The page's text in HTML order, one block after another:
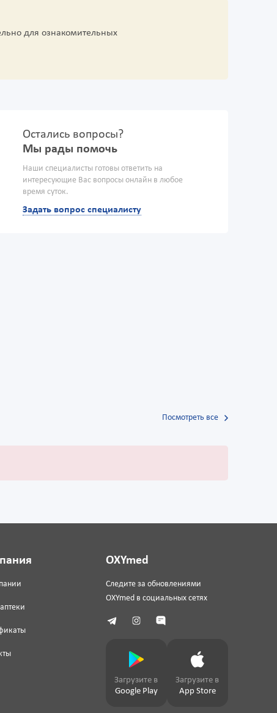
для ознакомительных
Остались вопросы?
Мы рады помочь
Наши специалисты готовы ответить на
интересующие Вас вопросы онлайн в любое
время суток.
Задать вопрос специалисту
Посмотреть все
OXYmed
Следите за обновлениями
OXYmed в социальных сетях
Загрузите в
Google Play
Загрузите в
App Store